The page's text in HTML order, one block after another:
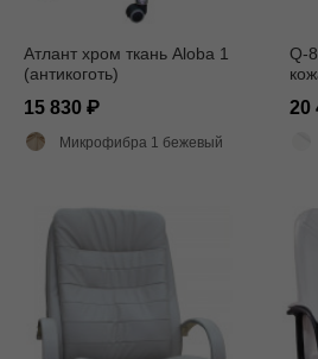
Атлант хром ткань Aloba 1
(антикоготь)
15 830
Микрофибра 1 бежевый
Q-
20